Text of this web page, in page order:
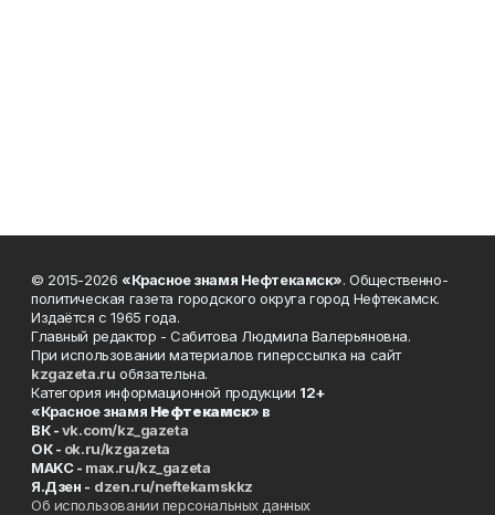
© 2015-2026 «Красное знамя Нефтекамск». Общественно-
политическая газета городского округа город Нефтекамск.
Издаётся с 1965 года.
Главный редактор - Сабитова Людмила Валерьяновна.
При использовании материалов гиперссылка на сайт
kzgazeta.ru обязательна.
Категория информационной продукции 12+
«Красное знамя Нефтекамск» в
ВК -vk.com/kz_gazeta
ОК - ok.ru/kzgazeta
MAKC - max.ru/kz_gazeta
Я.Дзен - dzen.ru/neftekamskkz
Об использовании персональных данных